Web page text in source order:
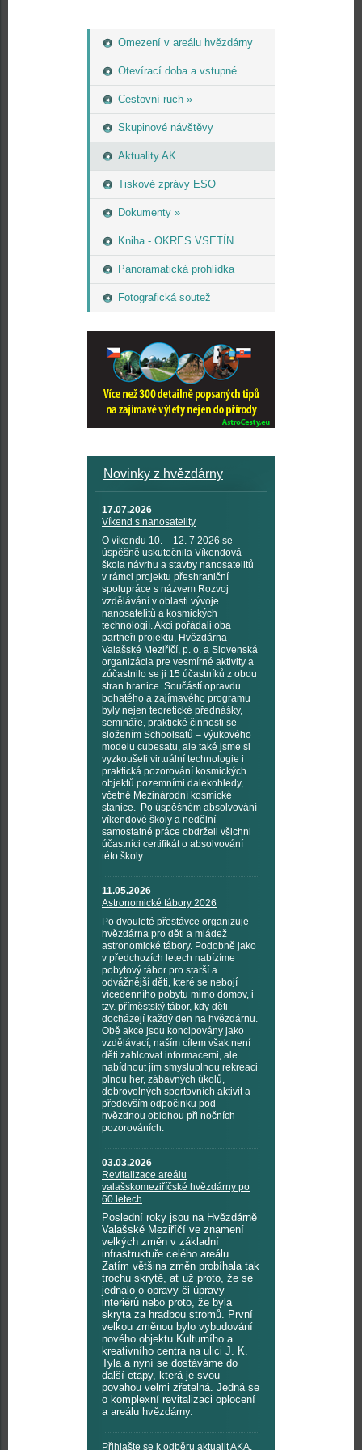
Omezení v areálu hvězdárny
Otevírací doba a vstupné
Cestovní ruch »
Skupinové návštěvy
Aktuality AK
Tiskové zprávy ESO
Dokumenty »
Kniha - OKRES VSETÍN
Panoramatická prohlídka
Fotografická soutež
Novinky z hvězdárny
17.07.2026
Víkend s nanosatelity
O víkendu 10. – 12. 7 2026 se
úspěšně uskutečnila Víkendová
škola návrhu a stavby nanosatelitů
v rámci projektu přeshraniční
spolupráce s názvem Rozvoj
vzdělávání v oblasti vývoje
nanosatelitů a kosmických
technologií. Akci pořádali oba
partneři projektu, Hvězdárna
Valašské Meziříčí, p. o. a Slovenská
organizácia pre vesmírné aktivity a
zúčastnilo se ji 15 účastníků z obou
stran hranice. Součástí opravdu
bohatého a zajímavého programu
byly nejen teoretické přednášky,
semináře, praktické činnosti se
složením Schoolsatů – výukového
modelu cubesatu, ale také jsme si
vyzkoušeli virtuální technologie i
praktická pozorování kosmických
objektů pozemními dalekohledy,
včetně Mezinárodní kosmické
stanice. Po úspěšném absolvování
víkendové školy a nedělní
samostatné práce obdrželi všichni
účastníci certifikát o absolvování
této školy.
11.05.2026
Astronomické tábory 2026
Po dvouleté přestávce organizuje
hvězdárna pro děti a mládež
astronomické tábory. Podobně jako
v předchozích letech nabízíme
pobytový tábor pro starší a
odvážnější děti, které se nebojí
vícedenního pobytu mimo domov, i
tzv. příměstský tábor, kdy děti
docházejí každý den na hvězdárnu.
Obě akce jsou koncipovány jako
vzdělávací, naším cílem však není
děti zahlcovat informacemi, ale
nabídnout jim smysluplnou rekreaci
plnou her, zábavných úkolů,
dobrovolných sportovních aktivit a
především odpočinku pod
hvězdnou oblohou při nočních
pozorováních.
03.03.2026
Revitalizace areálu
valašskomeziříčské hvězdárny po
60 letech
Poslední roky jsou na Hvězdárně
Valašské Meziříčí ve znamení
velkých změn v základní
infrastruktuře celého areálu.
Zatím většina změn probíhala tak
trochu skrytě, ať už proto, že se
jednalo o opravy či úpravy
interiérů nebo proto, že byla
skryta za hradbou stromů. První
velkou změnou bylo vybudování
nového objektu Kulturního a
kreativního centra na ulici J. K.
Tyla a nyní se dostáváme do
další etapy, která je svou
povahou velmi zřetelná. Jedná se
o komplexní revitalizaci oplocení
a areálu hvězdárny.
Přihlašte se k odběru aktualit AKA,